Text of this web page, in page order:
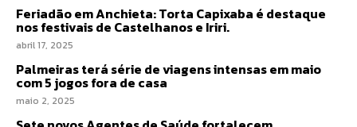
Feriadão em Anchieta: Torta Capixaba é destaque
nos festivais de Castelhanos e Iriri.
abril 17, 2025
Palmeiras terá série de viagens intensas em maio
com 5 jogos fora de casa
maio 2, 2025